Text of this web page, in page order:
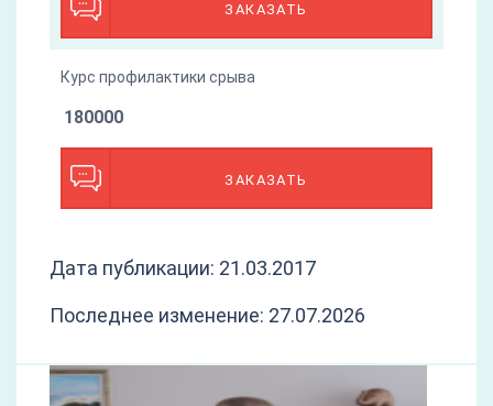
ЗАКАЗАТЬ
Курс профилактики срыва
ЗАКАЗАТЬ
180000
Дата публикации: 21.03.2017
Последнее изменение: 27.07.2026